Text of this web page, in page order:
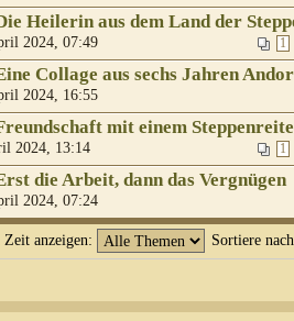
Heilerin aus dem Land der
1
2024, 07:49
Collage aus sechs Jahren Andor
2024, 16:55
mit einem
1
2024, 13:14
die Arbeit, dann das Vergnügen
2024, 07:24
anzeigen: Sortiere